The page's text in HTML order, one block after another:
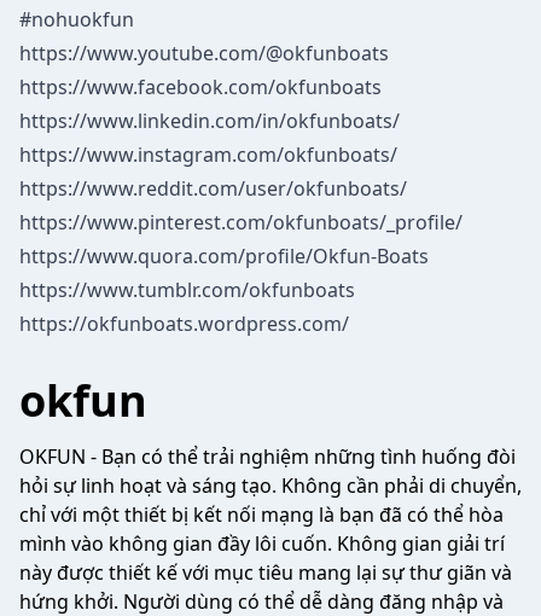
#nohuokfun
https://www.youtube.com/@okfunboats
https://www.facebook.com/okfunboats
https://www.linkedin.com/in/okfunboats/
https://www.instagram.com/okfunboats/
https://www.reddit.com/user/okfunboats/
https://www.pinterest.com/okfunboats/_profile/
https://www.quora.com/profile/Okfun-Boats
https://www.tumblr.com/okfunboats
https://okfunboats.wordpress.com/
okfun
OKFUN - Bạn có thể trải nghiệm những tình huống đòi
hỏi sự linh hoạt và sáng tạo. Không cần phải di chuyển,
chỉ với một thiết bị kết nối mạng là bạn đã có thể hòa
mình vào không gian đầy lôi cuốn. Không gian giải trí
này được thiết kế với mục tiêu mang lại sự thư giãn và
hứng khởi. Người dùng có thể dễ dàng đăng nhập và